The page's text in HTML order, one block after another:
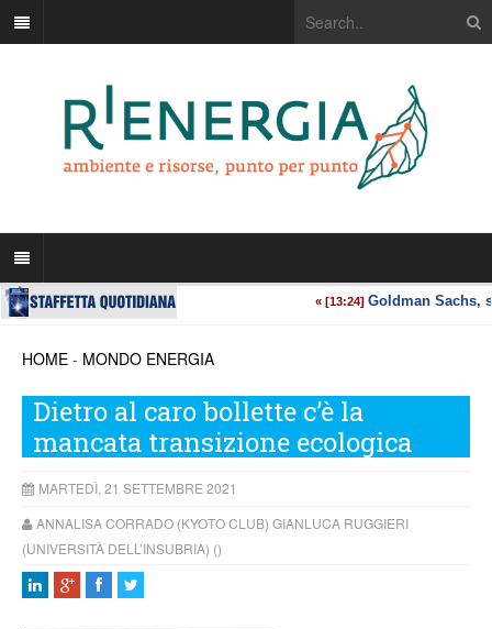
HOME - MONDO ENERGIA
Dietro al caro bollette c’è la
mancata transizione ecologica
MARTEDÌ, 21 SETTEMBRE 2021
ANNALISA CORRADO (KYOTO CLUB) GIANLUCA RUGGIERI
(UNIVERSITÀ DELL’INSUBRIA) ()